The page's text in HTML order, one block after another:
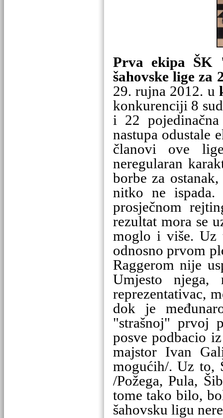
Prva ekipa ŠK
šahovske lige za
29. rujna 2012. u
konkurenciji 8
i 22
nastupa
članovi ove
neregularan
borbe za
nitko ne
prosječnom
rezultat mora se
moglo i više. Uz
odnosno prvom
Raggerom nije
Umjesto
reprezentativac,
dok je
"strašnoj" prvoj
posve podbacio
majstor Ivan
mogućih/. Uz to,
/Požega, Pula,
tome tako bilo,
šahovsku ligu